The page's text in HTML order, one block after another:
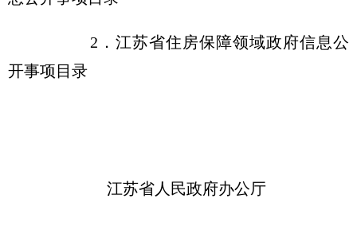
2．江苏省住房保障领域政府信息公
开事项目录
江苏省人民政府办公厅